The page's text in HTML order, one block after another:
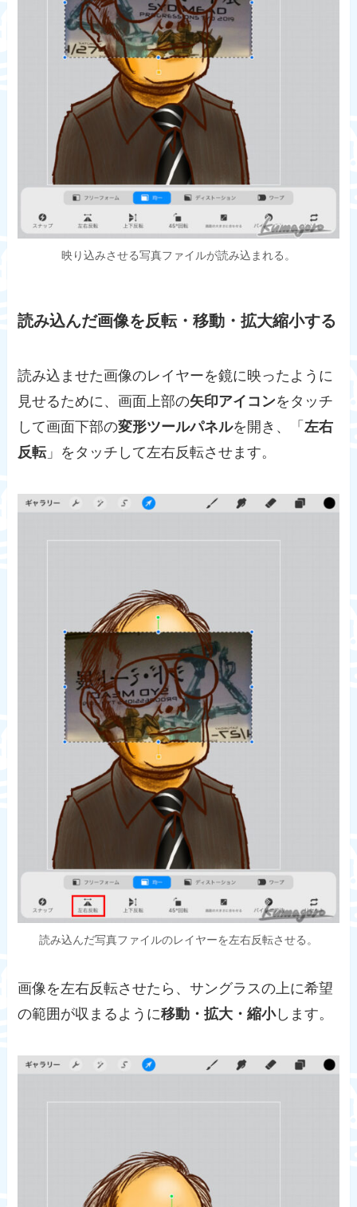
映り込みさせる写真ファイルが読み込まれる。
読み込んだ画像を反転・移動・拡大縮小する
読み込ませた画像のレイヤーを鏡に映ったように
見せるために、画面上部の矢印アイコンをタッチ
して画面下部の変形ツールパネルを開き、「左右
反転」をタッチして左右反転させます。
読み込んだ写真ファイルのレイヤーを左右反転させる。
画像を左右反転させたら、サングラスの上に希望
の範囲が収まるように移動・拡大・縮小します。